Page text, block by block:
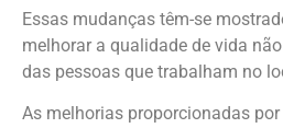
Essas mudanças têm-se
melhorar a qualidade de vida
das pessoas que trabalham no
As melhorias proporcionadas